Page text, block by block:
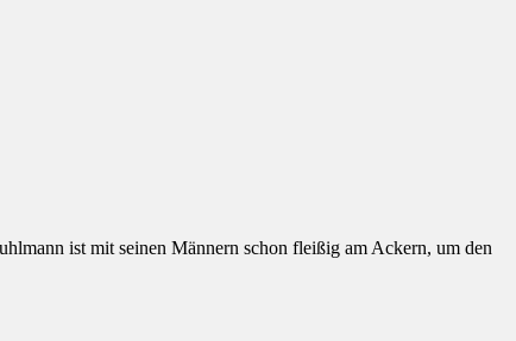
ist mit seinen Männern schon fleißig am Ackern, um den